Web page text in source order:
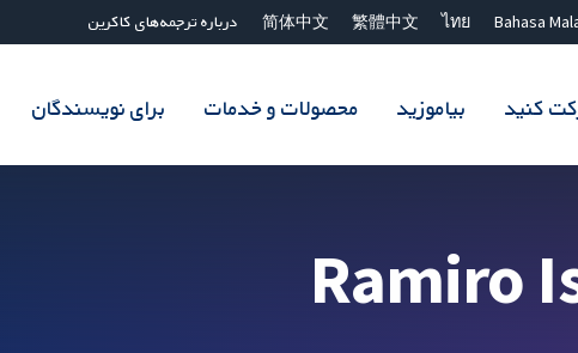
Bahasa
ไทย
繁體中文
简体中文 درباره ترجمه‌های کاکرین
کنید بیاموزید محصولات و خدمات برای نویسندگان
Ramiro